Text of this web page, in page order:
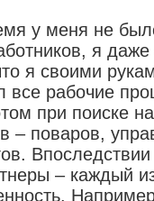
у меня не
я
я своими
все рабочие
при поиске
– поваров,
– каждый